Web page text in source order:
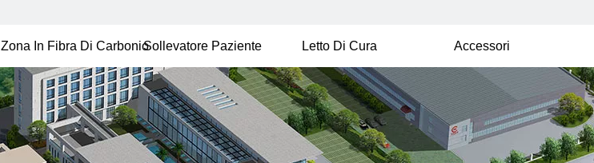
Zona In Fibra Di CarbonioSollevatore Paziente Letto Di Cura Accessori